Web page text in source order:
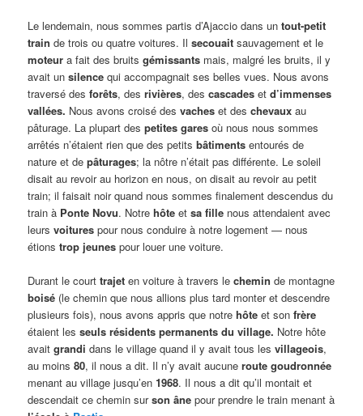
Le lendemain, nous sommes partis d’Ajaccio dans untout-petit
train de trois ou quatre voitures. Ilsecouait sauvagement et le
moteur a fait des bruitsgémissants mais, malgré les bruits, il y
avait unsilence qui accompagnait ses belles vues. Nous avons
traversé desforêts, desrivières, descascades etd’immenses
vallées. Nous avons croisé desvaches et deschevaux au
pâturage. La plupart despetites gares où nous nous sommes
arrêtés n’étaient rien que des petitsbâtiments entourés de
nature et depâturages; la nôtre n’était pas différente. Le soleil
disait au revoir au horizon en nous, on disait au revoir au petit
train; il faisait noir quand nous sommes finalement descendus du
train à Ponte Novu. Notrehôte etsa fille nous attendaient avec
leursvoitures pour nous conduire à notre logement — nous
étionstrop jeunes pour louer une voiture.
Durant le courttrajet en voiture à travers lechemin de montagne
boisé (le chemin que nous allions plus tard monter et descendre
plusieurs fois), nous avons appris que notrehôte et sonfrère
étaient lesseuls résidents permanents du village. Notre hôte
avaitgrandi dans le village quand il y avait tous lesvillageois,
au moins80, il nous a dit. Il n’y avait aucuneroute goudronnée
menant au village jusqu’en1968. Il nous a dit qu’il montait et
descendait ce chemin surson âne pour prendre le train menant à